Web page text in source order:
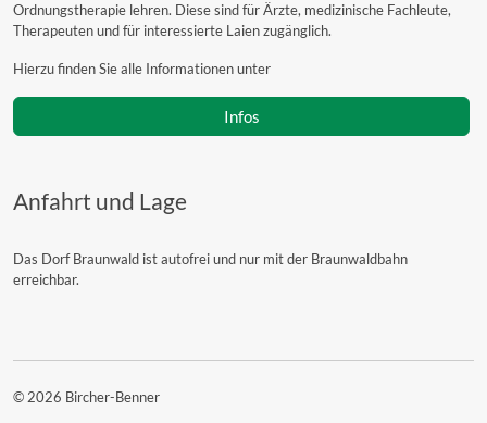
Ordnungstherapie lehren. Diese sind für Ärzte, medizinische Fachleute,
Therapeuten und für interessierte Laien zugänglich.
Hierzu finden Sie alle Informationen unter
Infos
Anfahrt und Lage
Das Dorf Braunwald ist autofrei und nur mit der Braunwaldbahn
erreichbar.
© 2026 Bircher-Benner